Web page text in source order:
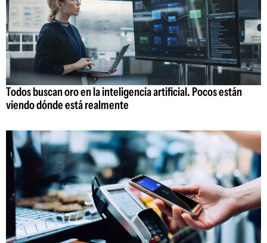
Todos buscan oro en la inteligencia artificial. Pocos están
viendo dónde está realmente